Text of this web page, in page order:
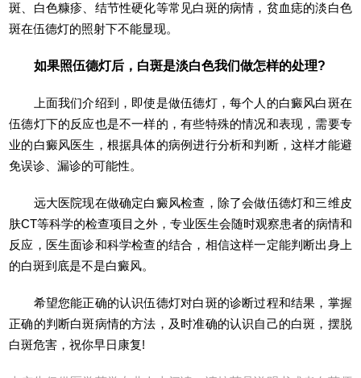
斑、白色糠疹、结节性硬化等常见白斑的病情，贫血痣的淡白色
斑在伍德灯的照射下不能显现。
如果照伍德灯后，白斑是淡白色我们做怎样的处理?
上面我们介绍到，即使是做伍德灯，每个人的白癜风白斑在
伍德灯下的反应也是不一样的，有些特殊的情况和表现，需要专
业的白癜风医生，根据具体的病例进行分析和判断，这样才能避
免误诊、漏诊的可能性。
远大医院现在做确定白癜风检查，除了会做伍德灯和三维皮
肤CT等科学的检查项目之外，专业医生会随时观察患者的病情和
反应，医生面诊和科学检查的结合，相信这样一定能判断出身上
的白斑到底是不是白癜风。
希望您能正确的认识伍德灯对白斑的诊断过程和结果，掌握
正确的判断白斑病情的方法，及时准确的认识自己的白斑，摆脱
白斑危害，祝你早日康复!